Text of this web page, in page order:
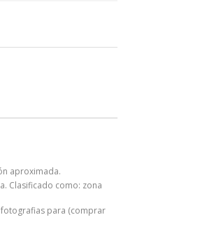
aproximada.
Clasificado como: zona
fotografias para (comprar